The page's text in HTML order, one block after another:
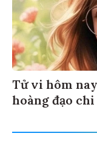
Tử vi hôm
hoàng đạo